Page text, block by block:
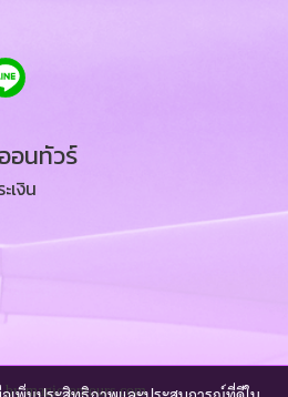
อนทัวร์
เงิน
by magic-ontours.com